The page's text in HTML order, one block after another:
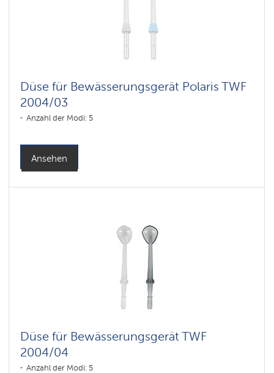
Düse für Bewässerungsgerät Polaris TWF
2004/03
Anzahl der Modi: 5
Ansehen
Düse für Bewässerungsgerät TWF
2004/04
Anzahl der Modi: 5